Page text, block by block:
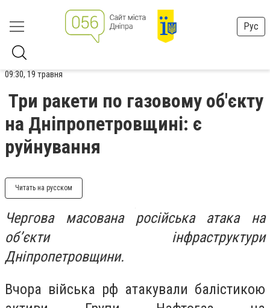
Рус
09:30, 19 травня
Три ракети по газовому об'єкту
на Дніпропетровщині: є
руйнування
Читать на русском
Чергова масована російська атака на
об’єкти інфраструктури
Дніпропетровщини.
Вчора війська рф атакували балістикою